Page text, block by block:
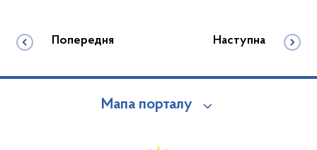
Попередня Наступна
Мапа порталу